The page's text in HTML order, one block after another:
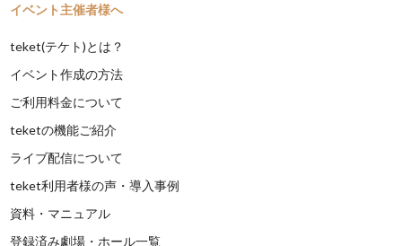
イベント主催者様へ
teket(テケト)とは？
イベント作成の方法
ご利用料金について
teketの機能ご紹介
ライブ配信について
teket利用者様の声・導入事例
資料・マニュアル
登録済み劇場・ホール一覧